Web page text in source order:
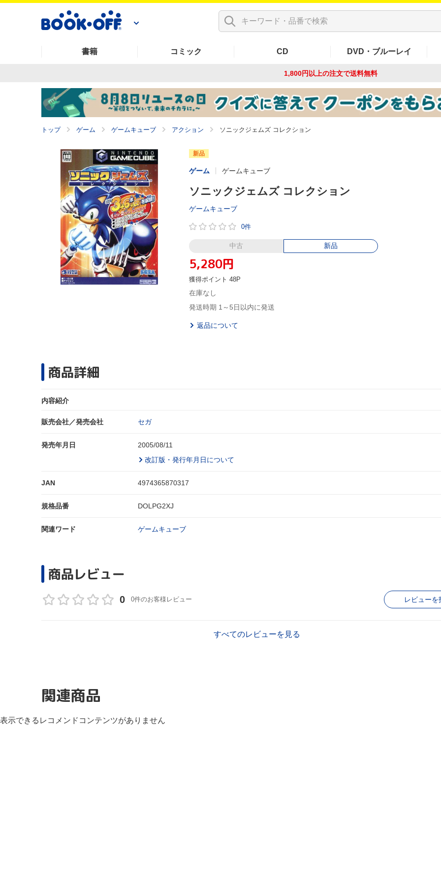
書籍 コミック CD DVD・ブルーレイ
1,800円以上の注文で送料無料
トップ ゲーム ゲームキューブ アクション ソニックジェムズ コレクション
新品
ゲーム ゲームキューブ
ソニックジェムズ コレクション
ゲームキューブ
0件
中古 新品
5,280円
獲得ポイント 48P
在庫なし
発送時期 1～5日以内に発送
返品について
商品詳細
内容紹介
販売会社／発売会社 セガ
発売年月日
2005/08/11
改訂版・発行年月日について
JAN 4974365870317
規格品番 DOLPG2XJ
関連ワード ゲームキューブ
商品レビュー
0 0件のお客様レビュー レビューを
すべてのレビューを見る
関連商品
表示できるレコメンドコンテンツがありません